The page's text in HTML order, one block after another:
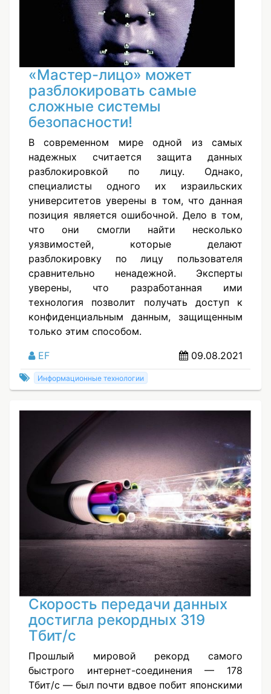
«Мастер-лицо» может
разблокировать самые
сложные системы
безопасности!
В современном мире одной из самых
надежных считается защита данных
разблокировкой по лицу. Однако,
специалисты одного их израильских
университетов уверены в том, что данная
позиция является ошибочной. Дело в том,
что они смогли найти несколько
уязвимостей, которые делают
разблокировку по лицу пользователя
сравнительно ненадежной. Эксперты
уверены, что разработанная ими
технология позволит получать доступ к
конфиденциальным данным, защищенным
только этим способом.
EF
09.08.2021
Информационные технологии
Скорость передачи данных
достигла рекордных 319
Тбит/с
Прошлый мировой рекорд самого
быстрого интернет-соединения — 178
Тбит/с — был почти вдвое побит японскими